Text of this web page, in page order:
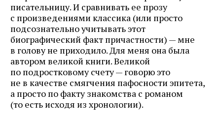
писательницу. И сравнивать ее прозу
с произведениями классика (или просто
подсознательно учитывать этот
биографический факт причастности) — мне
в голову не приходило. Для меня она была
автором великой книги. Великой
по подростковому счету — говорю это
не в качестве смягчения пафосности эпитета,
а просто по факту знакомства с романом
(то есть исходя из хронологии).